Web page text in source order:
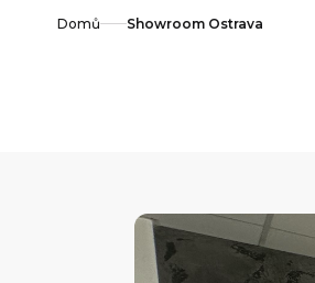
Domů Showroom Ostrava